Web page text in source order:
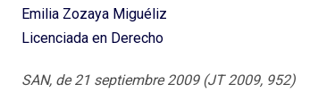
Emilia Zozaya Miguéliz
Licenciada en Derecho
SAN, de 21 septiembre 2009 (JT 2009, 952)